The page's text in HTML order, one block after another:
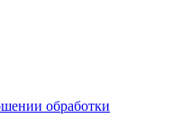
обработки